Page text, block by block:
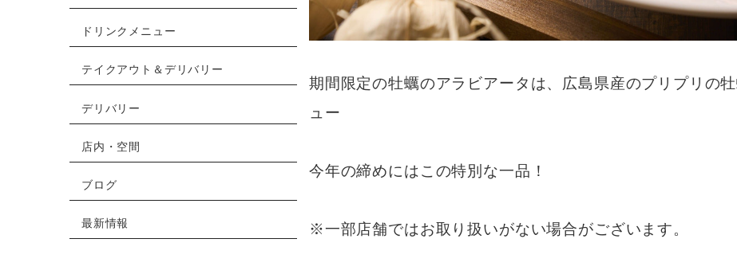
ドリンクメニュー
テイクアウト＆デリバリー
デリバリー
店内・空間
ブログ
最新情報
期間限定の牡蠣のアラビアータは、広島県産のプリプリの
ュー
今年の締めにはこの特別な一品！
※一部店舗ではお取り扱いがない場合がございます。